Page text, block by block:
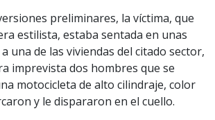
preliminares, la víctima, que
estilista, estaba sentada en unas
una de las viviendas del citado sector,
imprevista dos hombres que se
motocicleta de alto cilindraje, color
y le dispararon en el cuello.